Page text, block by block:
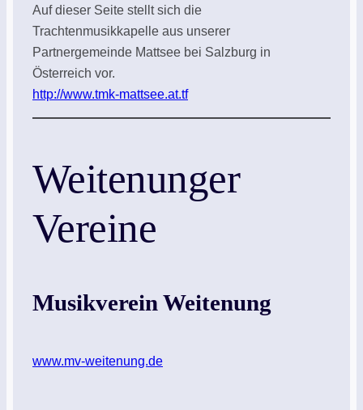
Auf dieser Seite stellt sich die
Trachtenmusikkapelle aus unserer
Partnergemeinde Mattsee bei Salzburg in
Österreich vor.
http://www.tmk-mattsee.at.tf
Weitenunger
Vereine
Musikverein Weitenung
www.mv-weitenung.de